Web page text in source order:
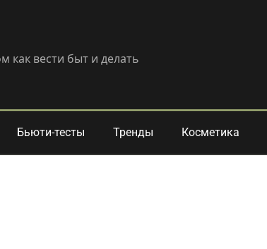
как вести быт и делать
Бьюти-тесты Тренды Косметика